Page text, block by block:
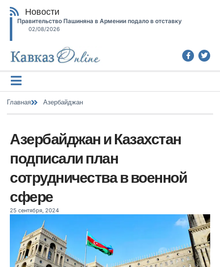
Новости
Правительство Пашиняна в Армении подало в отставку
02/08/2026
Главная Азербайджан
Азербайджан и Казахстан
подписали план
сотрудничества в военной
сфере
25 сентября, 2024